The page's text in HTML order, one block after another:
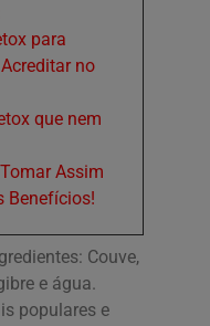
para
no
que nem
Assim
Benefícios!
Couve,
e água.
populares e